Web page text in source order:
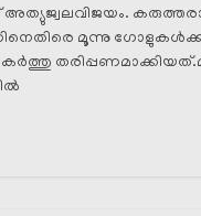
അത്യുജ്വലവിജയം.
മൂന്നു